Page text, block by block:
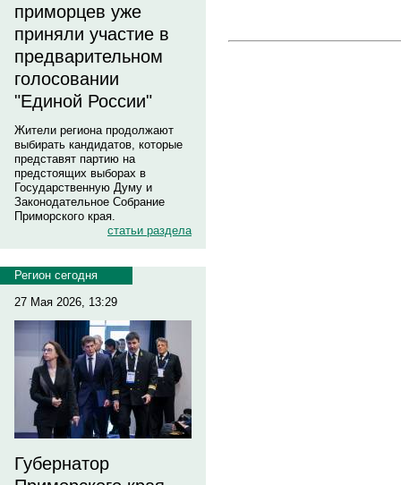
приморцев уже
приняли участие в
предварительном
голосовании
"Единой России"
Жители региона продолжают
выбирать кандидатов, которые
представят партию на
предстоящих выборах в
Государственную Думу и
Законодательное Собрание
Приморского края.
статьи раздела
Регион сегодня
27 Мая 2026, 13:29
Губернатор